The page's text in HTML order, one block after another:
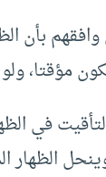
بأن
مؤقتا،
في
الظهار